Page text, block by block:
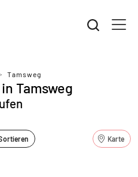
Tamsweg
Tamsweg
Karte